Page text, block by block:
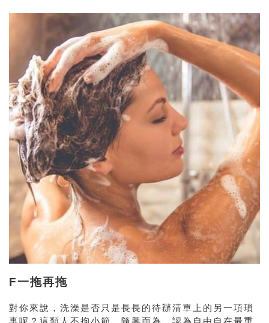
F一拖再拖
對你來說，洗澡是否只是長長的待辦清單上的另一項瑣
事呢？這類人不拘小節、隨興而為，認為自由自在最重